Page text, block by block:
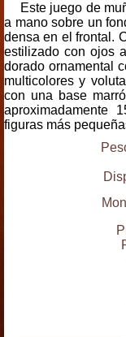
Este juego de
a mano sobre un
densa en el frontal.
estilizado con ojos
dorado ornamental
multicolores y
con una base
aproximadamente
figuras más